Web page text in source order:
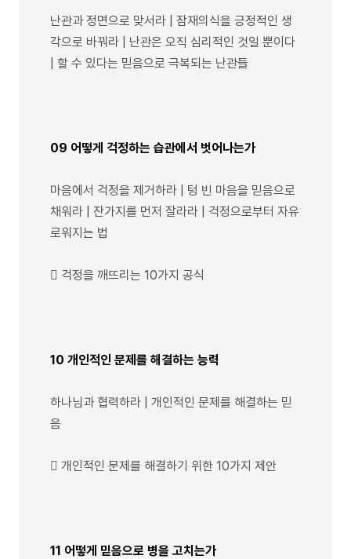
난관과 정면으로 맞서라 | 잠재의식을 긍정적인 생
각으로 바꿔라 | 난관은 오직 심리적인 것일 뿐이다
| 할 수 있다는 믿음으로 극복되는 난관들
09 어떻게 걱정하는 습관에서 벗어나는가
마음에서 걱정을 제거하라 | 텅 빈 마음을 믿음으로
채워라 | 잔가지를 먼저 잘라라 | 걱정으로부터 자유
로워지는 법
 걱정을 깨뜨리는 10가지 공식
10 개인적인 문제를 해결하는 능력
하나님과 협력하라 | 개인적인 문제를 해결하는 믿
음
 개인적인 문제를 해결하기 위한 10가지 제안
11 어떻게 믿음으로 병을 고치는가